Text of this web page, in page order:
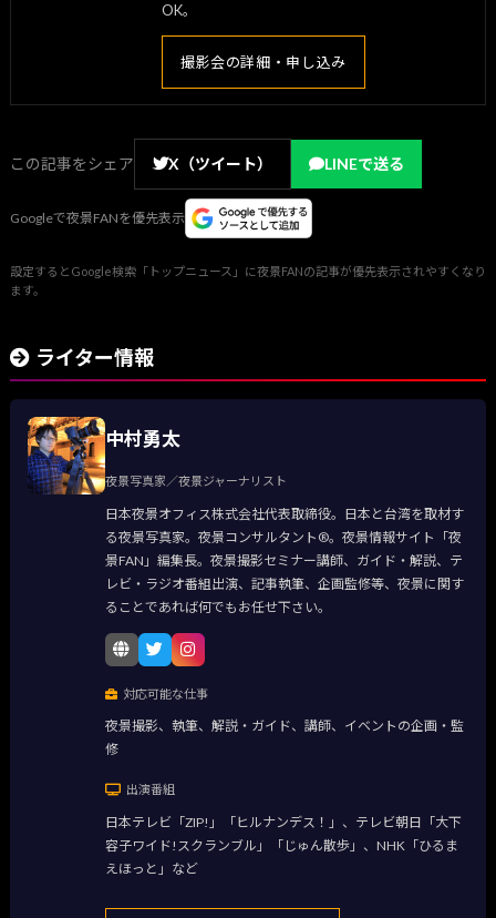
OK。
撮影会の詳細・申し込み
この記事をシェア X（ツイート） LINEで送る
Googleで夜景FANを優先表示
設定するとGoogle検索「トップニュース」に夜景FANの記事が優先表示されやすくなり
ます。
ライター情報
中村勇太
夜景写真家／夜景ジャーナリスト
日本夜景オフィス株式会社代表取締役。日本と台湾を取材す
る夜景写真家。夜景コンサルタント®。夜景情報サイト「夜
景FAN」編集長。夜景撮影セミナー講師、ガイド・解説、テ
レビ・ラジオ番組出演、記事執筆、企画監修等、夜景に関す
ることであれば何でもお任せ下さい。
対応可能な仕事
夜景撮影、執筆、解説・ガイド、講師、イベントの企画・監
修
出演番組
日本テレビ「ZIP!」「ヒルナンデス！」、テレビ朝日「大下
容子ワイド!スクランブル」「じゅん散歩」、NHK「ひるま
えほっと」など